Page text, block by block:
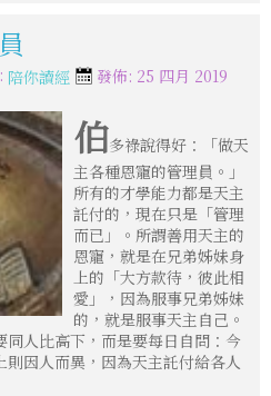
陪你讀經
發佈: 25 四月 2019
伯多祿說得好：「做天
主各種恩寵的管理員。」
所有的才學能力都是天主
託付的，現在只是「管理
而已」。所謂善用天主的
恩寵，就是在兄弟姊妹身
上的「大方款待，彼此相
愛」，因為服事兄弟姊妹
的，就是服事天主自己。
人比高下，而是要每日自問：今
因人而異，因為天主託付給各人